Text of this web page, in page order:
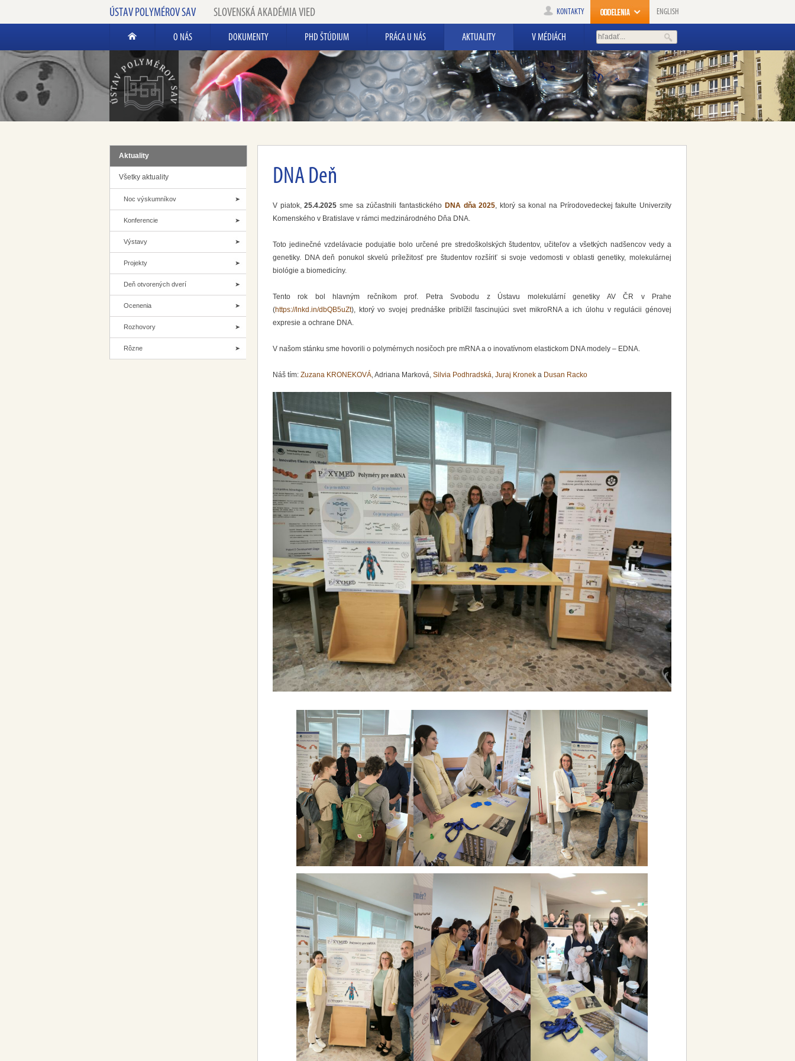
ÚSTAV POLYMÉROV SAV SLOVENSKÁ AKADÉMIA VIED ENGLISH
KONTAKTY
O NÁS DOKUMENTY PHD ŠTÚDIUM PRÁCA U NÁS AKTUALITY V MÉDIÁCH
Aktuality
Všetky aktuality
Noc výskumníkov
Konferencie
Výstavy
Projekty
Deň otvorených dverí
Ocenenia
Rozhovory
Rôzne
DNA Deň
V piatok,25.4.2025sme sa zúčastnili fantastického DNA dňa 2025, ktorý sa konal na Prírodovedeckej fakulte Univerzity
Komenského v Bratislave v rámci medzinárodného Dňa DNA.
Toto jedinečné vzdelávacie podujatie bolo určené pre stredoškolských študentov, učiteľov a všetkých nadšencov vedy a
genetiky. DNA deň ponukol skvelú príležitosť pre študentov rozšíriť si svoje vedomosti v oblasti genetiky, molekulárnej
biológie a biomedicíny.
Tento rok bol hlavným rečníkom prof. Petra Svobodu z Ústavu molekulární genetiky AV ČR v Prahe
(https://lnkd.in/dbQB5uZt), ktorý vo svojej prednáške priblížil fascinujúci svet mikroRNA a ich úlohu v regulácii génovej
expresie a ochrane DNA.
V našom stánku sme hovorili o polymérnych nosičoch pre mRNA a o inovatívnom elastickom DNA modely – EDNA.
Náš tím: Zuzana KRONEKOVÁ, Adriana Marková, Silvia Podhradská, Juraj Kronek a Dusan Racko